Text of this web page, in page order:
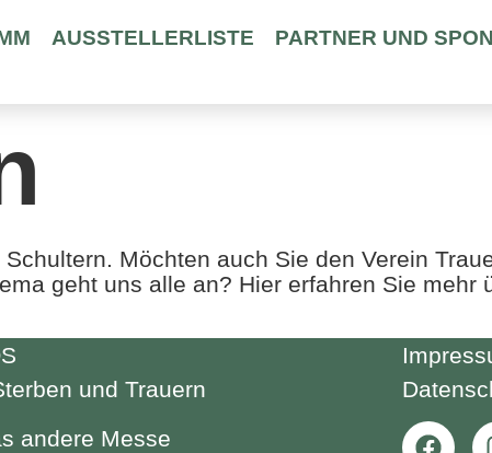
AUSSTELLERLISTE PARTNER UND
Möchten auch Sie den Verein
geht uns alle an? Hier erfahren Sie mehr
und Trauern
andere Messe